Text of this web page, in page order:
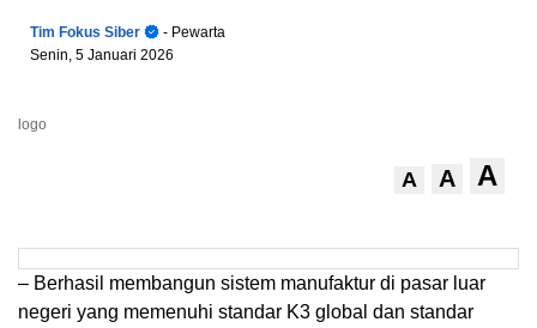
Tim Fokus Siber
- Pewarta
Senin, 5 Januari 2026
logo
A A A
– Berhasil membangun sistem manufaktur di pasar luar
negeri yang memenuhi standar K3 global dan standar